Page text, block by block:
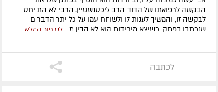
הבקשה לרפואתו של הדוד, הרב ליכטנשטיין. הרבי לא התייחס
לבקשה זו, והמשיך לענות לו ולשוחח עמו על כל יתר הדברים
שנכתבו בפתק. כשיצא מיחידות הוא לא הבין מ... לסיפור המלא
לכתבה